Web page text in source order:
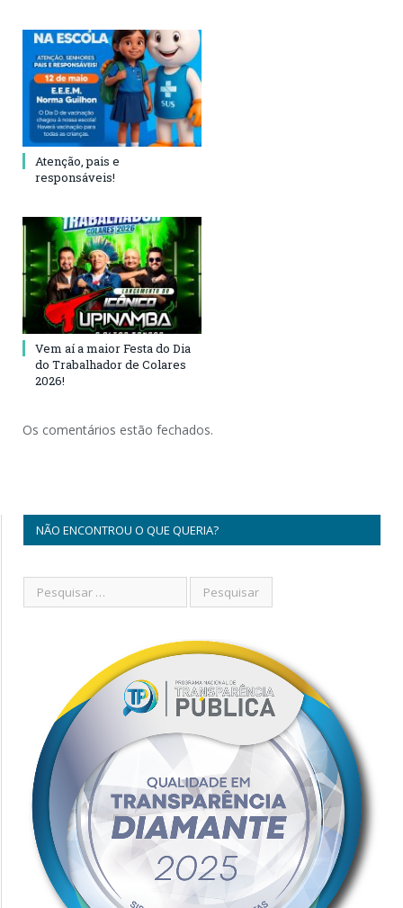
Atenção, pais e
responsáveis!
Vem aí a maior Festa do Dia
do Trabalhador de Colares
2026!
Os comentários estão fechados.
NÃO ENCONTROU O QUE QUERIA?